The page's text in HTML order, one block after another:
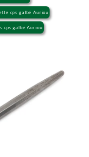
cps galbé Auriou
cps galbé Auriou